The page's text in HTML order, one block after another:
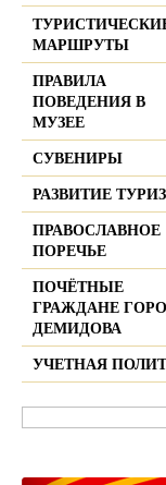
МАРШРУТЫ
ПРАВИЛА
ПОВЕДЕНИЯ В
МУЗЕЕ
СУВЕНИРЫ
РАЗВИТИЕ
ПРАВОСЛАВНОЕ
ПОРЕЧЬЕ
ПОЧЁТНЫЕ
ГРАЖДАНЕ
ДЕМИДОВА
УЧЕТНАЯ